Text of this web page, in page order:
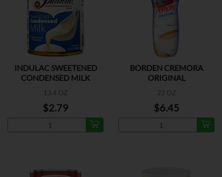
INDULAC SWEETENED
CONDENSED MILK
13.4 OZ
$2.79
BORDEN CREMORA
ORIGINAL
22 OZ
$6.45